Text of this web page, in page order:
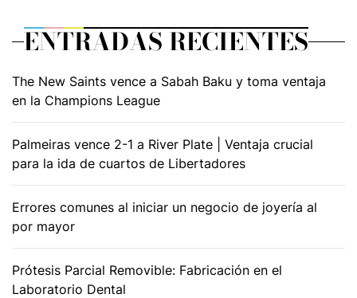
ENTRADAS RECIENTES
The New Saints vence a Sabah Baku y toma ventaja
en la Champions League
Palmeiras vence 2-1 a River Plate | Ventaja crucial
para la ida de cuartos de Libertadores
Errores comunes al iniciar un negocio de joyería al
por mayor
Prótesis Parcial Removible: Fabricación en el
Laboratorio Dental